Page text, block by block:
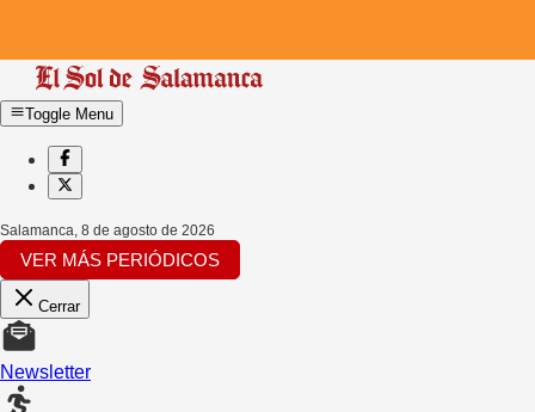
Toggle Menu
Salamanca, 8 de agosto de 2026
VER MÁS PERIÓDICOS
Cerrar
Newsletter